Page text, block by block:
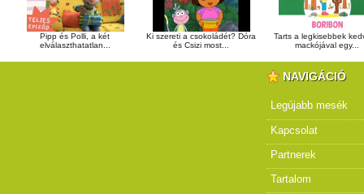
Pipp és Polli, a két
elválaszthatatlan...
Ki szereti a csokoládét? Dóra
és Csizi most...
Tarts a legkisebbek
mackójával egy...
NAVIGÁCIÓ
Legújabb mesék
Kapcsolat
Partnerek
Tartalom